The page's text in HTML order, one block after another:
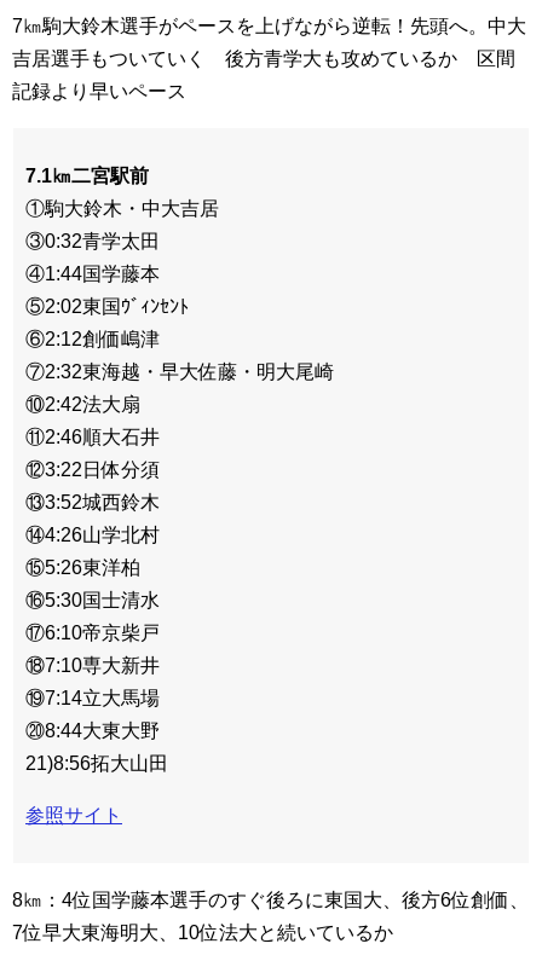
7㎞駒大鈴木選手がペースを上げながら逆転！先頭へ。中大
吉居選手もついていく 後方青学大も攻めているか 区間
記録より早いペース
7.1㎞二宮駅前
①駒大鈴木・中大吉居
③0:32青学太田
④1:44国学藤本
⑤2:02東国ｳﾞｨﾝｾﾝﾄ
⑥2:12創価嶋津
⑦2:32東海越・早大佐藤・明大尾崎
⑩2:42法大扇
⑪2:46順大石井
⑫3:22日体分須
⑬3:52城西鈴木
⑭4:26山学北村
⑮5:26東洋柏
⑯5:30国士清水
⑰6:10帝京柴戸
⑱7:10専大新井
⑲7:14立大馬場
⑳8:44大東大野
21)8:56拓大山田
参照サイト
8㎞：4位国学藤本選手のすぐ後ろに東国大、後方6位創価、
7位早大東海明大、10位法大と続いているか